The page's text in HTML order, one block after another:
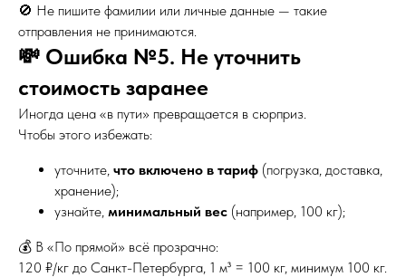
🚫 Не пишите фамилии или личные данные — такие
отправления не принимаются.
💸 Ошибка №5. Не уточнить
стоимость заранее
Иногда цена «в пути» превращается в сюрприз.
Чтобы этого избежать:
уточните, что включено в тариф (погрузка, доставка,
хранение);
узнайте, минимальный вес (например, 100 кг);
💰 В «По прямой» всё прозрачно:
120 ₽/кг до Санкт-Петербурга, 1 м³ = 100 кг, минимум 100 кг.